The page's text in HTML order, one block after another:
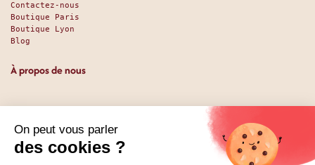
Contactez-nous
Boutique Paris
Boutique Lyon
Blog
À propos de nous
Depuis 1951, nous accueillons les gourmands et les gourmets
en leur promettant des produits de qualité au meilleur
prix. Que vous soyez des pros ou des particuliers, que vous
cherchiez du sucré ou du salé, nous avons sans doute ce